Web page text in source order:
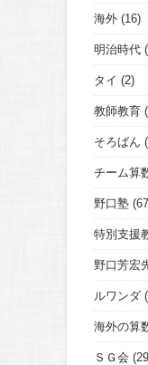
海外 (16)
明治時代
タイ (2)
教師教育
そろばん
チーム算
野口塾
特別支援
野口芳宏
ルワンダ
海外の算
ＳＧ会